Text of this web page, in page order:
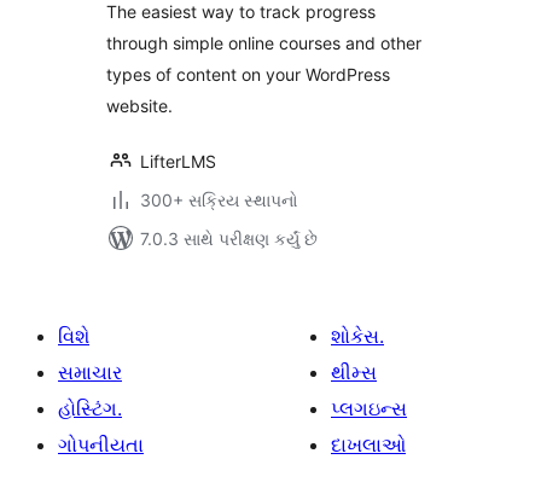
Membership Site
and Content
Progress Tracking
The easiest way to track progress
through simple online courses and other
types of content on your WordPress
website.
LifterLMS
300+ સક્રિય સ્થાપનો
7.0.3 સાથે પરીક્ષણ કર્યું છે
વિશે
સમાચાર
હોસ્ટિંગ.
ગોપનીયતા
શોકેસ.
થીમ્સ
પ્લગઇન્સ
દાખલાઓ